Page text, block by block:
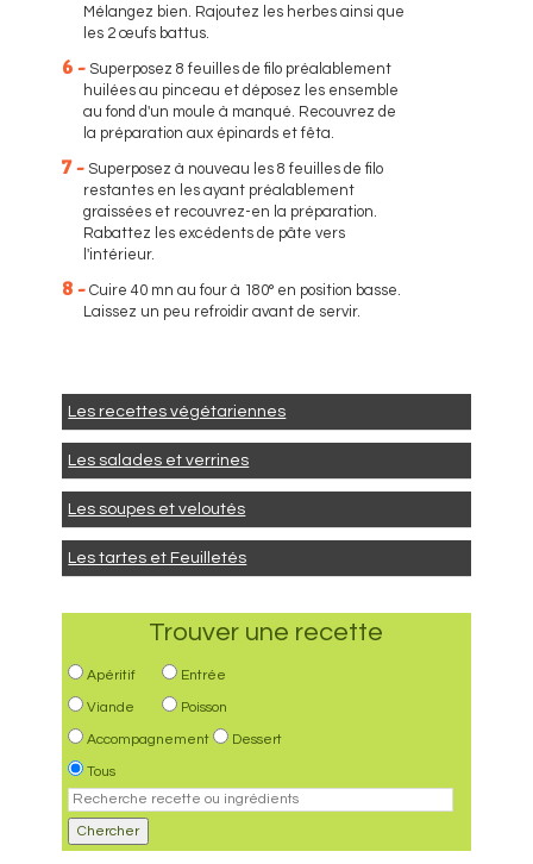
Mélangez bien. Rajoutez les herbes ainsi que
les 2 œufs battus.
6 - Superposez 8 feuilles de filo préalablement
huilées au pinceau et déposez les ensemble
au fond d'un moule à manqué. Recouvrez de
la préparation aux épinards et fêta.
7 - Superposez à nouveau les 8 feuilles de filo
restantes en les ayant préalablement
graissées et recouvrez-en la préparation.
Rabattez les excédents de pâte vers
l'intérieur.
8 - Cuire 40 mn au four à 180° en position basse.
Laissez un peu refroidir avant de servir.
Les recettes végétariennes
Les salades et verrines
Les soupes et veloutés
Les tartes et Feuilletés
Trouver une recette
Apéritif Entrée
Viande Poisson
Accompagnement Dessert
Tous